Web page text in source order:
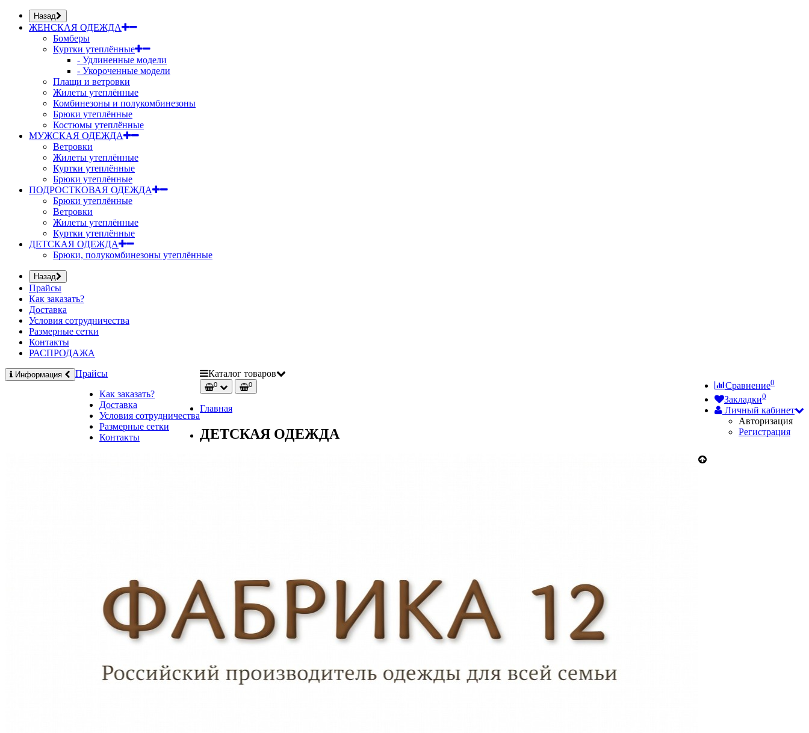
Назад
ЖЕНСКАЯ ОДЕЖДА
Бомберы
Куртки утеплённые
- Удлиненные модели
- Укороченные модели
Плащи и ветровки
Жилеты утеплённые
Комбинезоны и полукомбинезоны
Брюки утеплённые
Костюмы утеплённые
МУЖСКАЯ ОДЕЖДА
Ветровки
Жилеты утеплённые
Куртки утеплённые
Брюки утеплённые
ПОДРОСТКОВАЯ ОДЕЖДА
Брюки утеплённые
Ветровки
Жилеты утеплённые
Куртки утеплённые
ДЕТСКАЯ ОДЕЖДА
Брюки, полукомбинезоны утеплённые
Назад
Прайсы
Как заказать?
Доставка
Условия сотрудничества
Размерные сетки
Контакты
РАСПРОДАЖА
Информация
Прайсы
Как заказать?
Доставка
Условия сотрудничества
Размерные сетки
Контакты
Сравнение0
Закладки0
Личный кабинет
Авторизация
Регистрация
Каталог товаров
0 0
Главная
ДЕТСКАЯ ОДЕЖДА